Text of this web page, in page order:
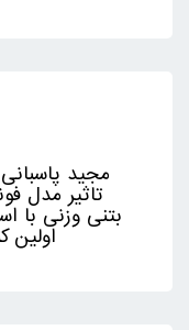
مجید پاسبانی
تاثیر مدل
بتنی وزنی با
اولین